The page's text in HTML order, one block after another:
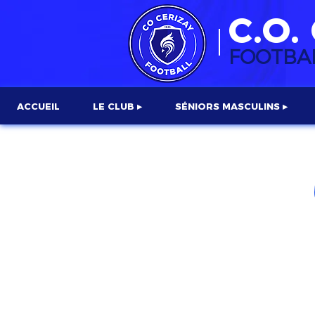
C.O.
ACCUEIL LE CLUB ▸ SÉNIORS MASCULINS ▸